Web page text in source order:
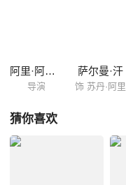
阿里·阿巴斯·札法
导演
萨尔曼·汗
饰 苏丹·阿里
猜你喜欢